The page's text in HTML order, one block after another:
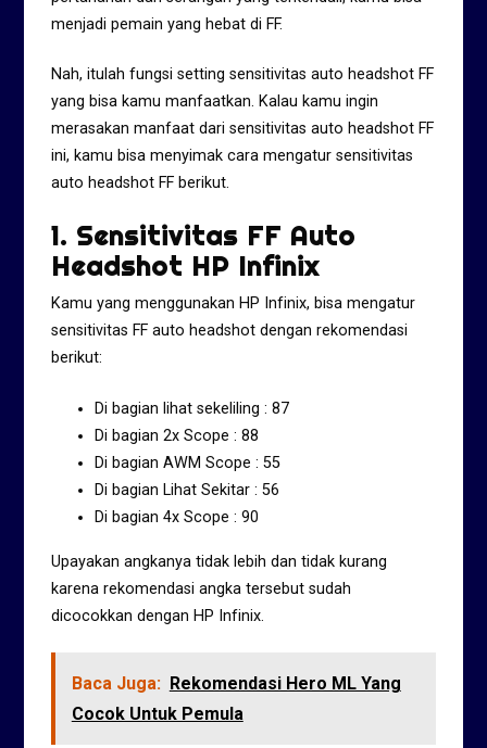
menjadi pemain yang hebat di FF.
Nah, itulah fungsi setting sensitivitas auto headshot FF
yang bisa kamu manfaatkan. Kalau kamu ingin
merasakan manfaat dari sensitivitas auto headshot FF
ini, kamu bisa menyimak cara mengatur sensitivitas
auto headshot FF berikut.
1. Sensitivitas FF Auto
Headshot HP Infinix
Kamu yang menggunakan HP Infinix, bisa mengatur
sensitivitas FF auto headshot dengan rekomendasi
berikut:
Di bagian lihat sekeliling : 87
Di bagian 2x Scope : 88
Di bagian AWM Scope : 55
Di bagian Lihat Sekitar : 56
Di bagian 4x Scope : 90
Upayakan angkanya tidak lebih dan tidak kurang
karena rekomendasi angka tersebut sudah
dicocokkan dengan HP Infinix.
Baca Juga: Rekomendasi Hero ML Yang
Cocok Untuk Pemula